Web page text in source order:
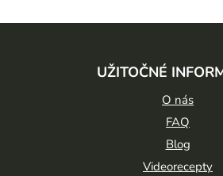
UŽITOČNÉ
O nás
FAQ
Blog
Videorecepty